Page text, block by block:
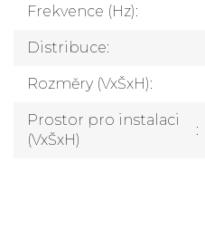
Frekvence (Hz):
Distribuce:
Rozměry (VxŠxH):
Prostor pro instalaci
(VxŠxH)
: